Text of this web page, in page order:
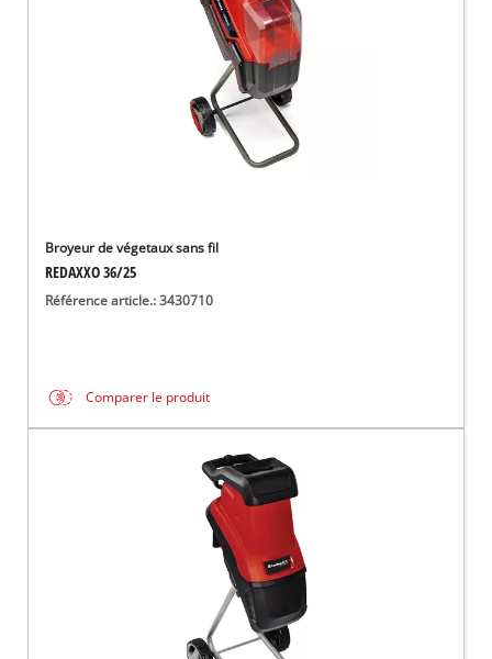
Broyeur de végetaux sans fil
REDAXXO 36/25
Référence article.: 3430710
Comparer le produit